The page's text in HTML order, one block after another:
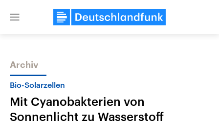
Close
Themen
Archiv
Bio-Solarzellen
Mit Cyanobakterien von
Sonnenlicht zu Wasserstoff